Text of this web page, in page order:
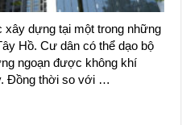
dựng tại một trong những
Hồ. Cư dân có thể dạo bộ
ngoạn được không khí
Đồng thời so với …